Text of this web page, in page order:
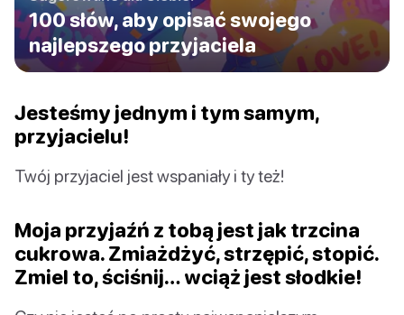
100 słów, aby opisać swojego
najlepszego przyjaciela
Jesteśmy jednym i tym samym,
przyjacielu!
Twój przyjaciel jest wspaniały i ty też!
Moja przyjaźń z tobą jest jak trzcina
cukrowa. Zmiażdżyć, strzępić, stopić.
Zmiel to, ściśnij… wciąż jest słodkie!